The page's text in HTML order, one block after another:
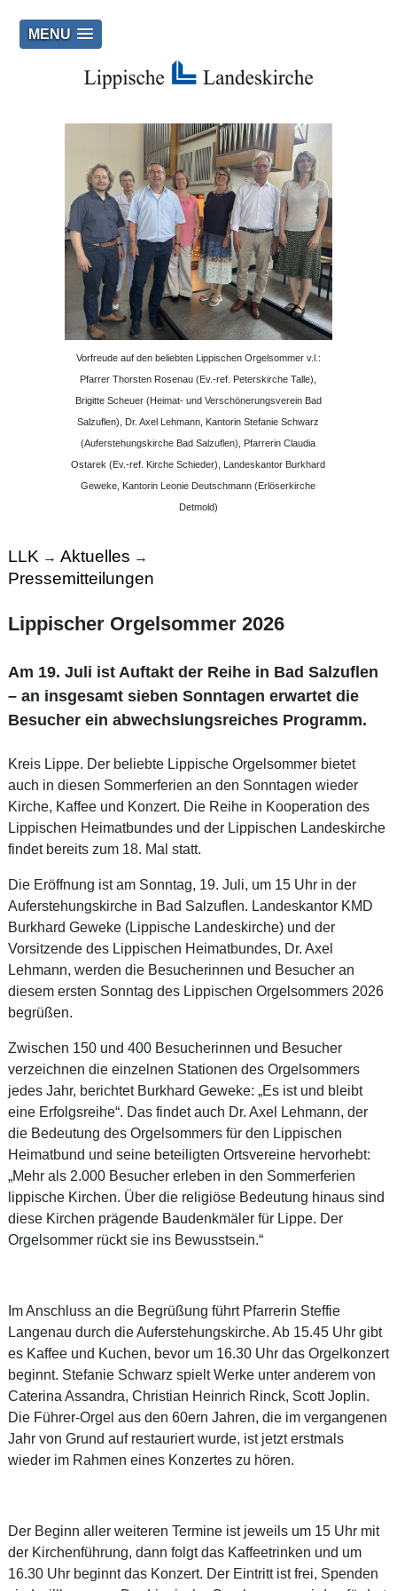
MENU
Vorfreude auf den beliebten Lippischen Orgelsommer v.l.:
Pfarrer Thorsten Rosenau (Ev.-ref. Peterskirche Talle),
Brigitte Scheuer (Heimat- und Verschönerungsverein Bad
Salzuflen), Dr. Axel Lehmann, Kantorin Stefanie Schwarz
(Auferstehungskirche Bad Salzuflen), Pfarrerin Claudia
Ostarek (Ev.-ref. Kirche Schieder), Landeskantor Burkhard
Geweke, Kantorin Leonie Deutschmann (Erlöserkirche
Detmold)
LLK → Aktuelles →
Pressemitteilungen
Lippischer Orgelsommer 2026
Am 19. Juli ist Auftakt der Reihe in Bad Salzuflen
– an insgesamt sieben Sonntagen erwartet die
Besucher ein abwechslungsreiches Programm.
Kreis Lippe. Der beliebte Lippische Orgelsommer bietet
auch in diesen Sommerferien an den Sonntagen wieder
Kirche, Kaffee und Konzert. Die Reihe in Kooperation des
Lippischen Heimatbundes und der Lippischen Landeskirche
findet bereits zum 18. Mal statt.
Die Eröffnung ist am Sonntag, 19. Juli, um 15 Uhr in der
Auferstehungskirche in Bad Salzuflen. Landeskantor KMD
Burkhard Geweke (Lippische Landeskirche) und der
Vorsitzende des Lippischen Heimatbundes, Dr. Axel
Lehmann, werden die Besucherinnen und Besucher an
diesem ersten Sonntag des Lippischen Orgelsommers 2026
begrüßen.
Zwischen 150 und 400 Besucherinnen und Besucher
verzeichnen die einzelnen Stationen des Orgelsommers
jedes Jahr, berichtet Burkhard Geweke: „Es ist und bleibt
eine Erfolgsreihe“. Das findet auch Dr. Axel Lehmann, der
die Bedeutung des Orgelsommers für den Lippischen
Heimatbund und seine beteiligten Ortsvereine hervorhebt:
„Mehr als 2.000 Besucher erleben in den Sommerferien
lippische Kirchen. Über die religiöse Bedeutung hinaus sind
diese Kirchen prägende Baudenkmäler für Lippe. Der
Orgelsommer rückt sie ins Bewusstsein.“
Im Anschluss an die Begrüßung führt Pfarrerin Steffie
Langenau durch die Auferstehungskirche. Ab 15.45 Uhr gibt
es Kaffee und Kuchen, bevor um 16.30 Uhr das Orgelkonzert
beginnt. Stefanie Schwarz spielt Werke unter anderem von
Caterina Assandra, Christian Heinrich Rinck, Scott Joplin.
Die Führer-Orgel aus den 60ern Jahren, die im vergangenen
Jahr von Grund auf restauriert wurde, ist jetzt erstmals
wieder im Rahmen eines Konzertes zu hören.
Der Beginn aller weiteren Termine ist jeweils um 15 Uhr mit
der Kirchenführung, dann folgt das Kaffeetrinken und um
16.30 Uhr beginnt das Konzert. Der Eintritt ist frei, Spenden